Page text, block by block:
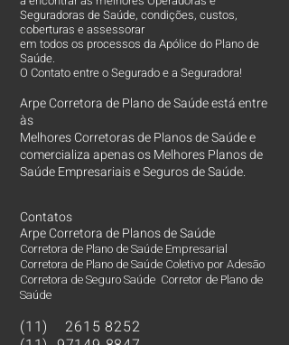
Seguradoras de Saúde, condições, custos,
coberturas e assessorar
em todos os processos da Apólice do Plano de
Saúde.
O Contato entre o Segurado e a Seguradora!
Arpe Corretora de Plano de Saúde está entre
às
Melhores Corretorasde Planos de Saúde e
comercializa apenas os Melhores Planos de
Saúde Empresariais e Seguros de Saúde.
Contatos
Arpe Corretora de Planos de Saúde
Corretora de Plano de Saúde Empresarial
Corretora de Plano de Saúde Coletivo por Adesão
Corretora de Seguro Saúde Corretor de Plano de
Saúde
(11) 2615 8252